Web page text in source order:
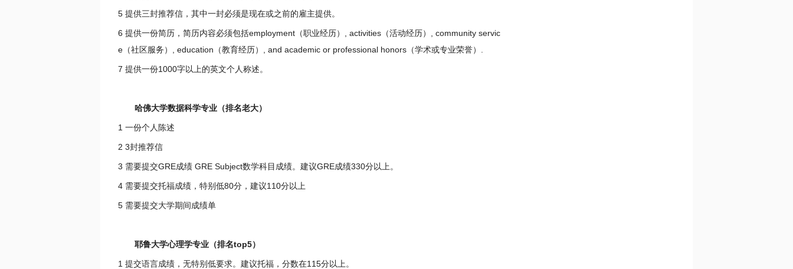
5 提供三封推荐信，其中一封必须是现在或之前的雇主提供。
6 提供一份简历，简历内容必须包括employment（职业经历）, activities（活动经历）, community servic
e（社区服务）, education（教育经历）, and academic or professional honors（学术或专业荣誉）.
7 提供一份1000字以上的英文个人称述。
哈佛大学数据科学专业（排名老大）
1 一份个人陈述
2 3封推荐信
3 需要提交GRE成绩 GRE Subject数学科目成绩。建议GRE成绩330分以上。
4 需要提交托福成绩，特别低80分，建议110分以上
5 需要提交大学期间成绩单
耶鲁大学心理学专业（排名top5）
1 提交语言成绩，无特别低要求。建议托福，分数在115分以上。